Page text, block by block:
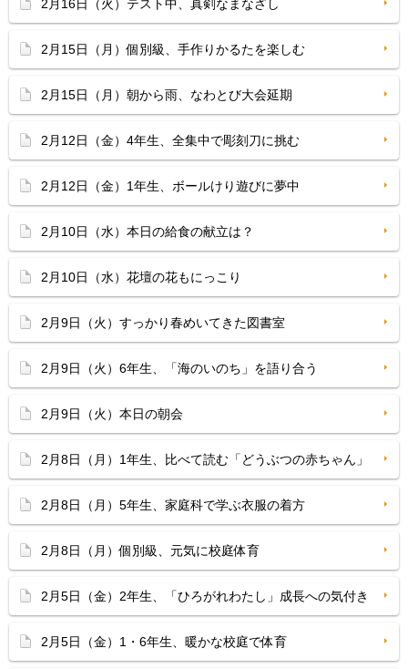
2月16日（火）テスト中、真剣なまなざし
2月15日（月）個別級、手作りかるたを楽しむ
2月15日（月）朝から雨、なわとび大会延期
2月12日（金）4年生、全集中で彫刻刀に挑む
2月12日（金）1年生、ボールけり遊びに夢中
2月10日（水）本日の給食の献立は？
2月10日（水）花壇の花もにっこり
2月9日（火）すっかり春めいてきた図書室
2月9日（火）6年生、「海のいのち」を語り合う
2月9日（火）本日の朝会
2月8日（月）1年生、比べて読む「どうぶつの赤ちゃん」
2月8日（月）5年生、家庭科で学ぶ衣服の着方
2月8日（月）個別級、元気に校庭体育
2月5日（金）2年生、「ひろがれわたし」成長への気付き
2月5日（金）1・6年生、暖かな校庭で体育